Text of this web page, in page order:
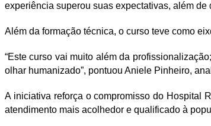
experiência superou suas expectativas, além
Além da formação técnica, o curso teve como
“Este curso vai muito além da
olhar humanizado”, pontuou Aniele Pinheiro,
A iniciativa reforça o compromisso do Hospital
atendimento mais acolhedor e qualificado à